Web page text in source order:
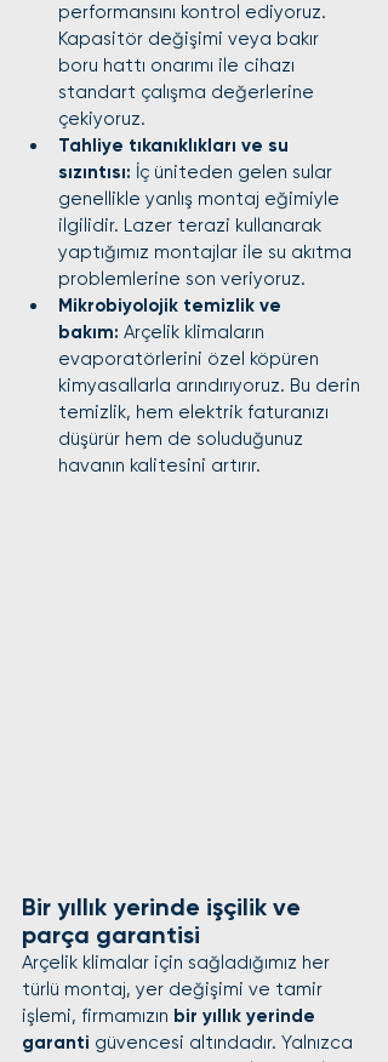
performansını kontrol ediyoruz.
Kapasitör değişimi veya bakır
boru hattı onarımı ile cihazı
standart çalışma değerlerine
çekiyoruz.
Tahliye tıkanıklıkları ve su
sızıntısı: İç üniteden gelen sular
genellikle yanlış montaj eğimiyle
ilgilidir. Lazer terazi kullanarak
yaptığımız montajlar ile su akıtma
problemlerine son veriyoruz.
Mikrobiyolojik temizlik ve
bakım: Arçelik klimaların
evaporatörlerini özel köpüren
kimyasallarla arındırıyoruz. Bu derin
temizlik, hem elektrik faturanızı
düşürür hem de soluduğunuz
havanın kalitesini artırır.
Bir yıllık yerinde işçilik ve
parça garantisi
Arçelik klimalar için sağladığımız her
türlü montaj, yer değişimi ve tamir
işlemi, firmamızın bir yıllık yerinde
garanti güvencesi altındadır. Yalnızca